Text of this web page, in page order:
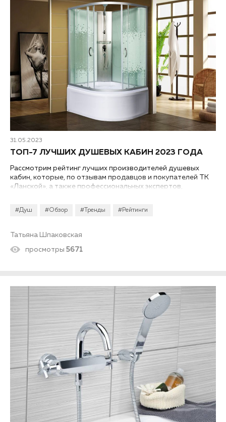
31.05.2023
#Душ #Обзор #Тренды #Рейтинги
ТОП-7 ЛУЧШИХ ДУШЕВЫХ КАБИН 2023 ГОДА
Рассмотрим рейтинг лучших производителей душевых
кабин, которые, по отзывам продавцов и покупателей ТК
«Ланской», а также профессиональных экспертов,
Татьяна Шпаковская
просмотры 5671